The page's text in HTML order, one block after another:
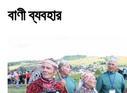
বাণী ব্যবহার